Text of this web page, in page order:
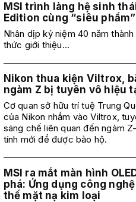
MSI trình làng hệ sinh thái
Edition cùng “siêu
Nhân dịp kỷ niệm 40 năm
thức giới thiệu...
Nikon thua kiện Viltrox,
ngàm Z bị tuyên vô hiệu
Cơ quan sở hữu trí tuệ Trung
của Nikon nhắm vào Viltrox,
sáng chế liên quan đến ngàm
tính mới để được bảo hộ.
MSI ra mắt màn hình
phá: Ứng dụng công
thế mặt nạ kim loại